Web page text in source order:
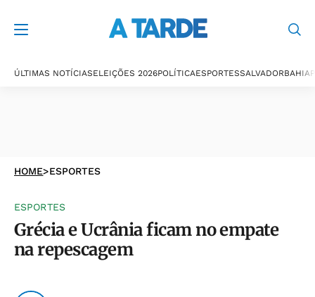
ÚLTIMAS NOTÍCIASELEIÇÕES 2026POLÍTICAESPORTESSALVADORBAHIA
HOME>ESPORTES
ESPORTES
Grécia e Ucrânia ficam no empate
na repescagem